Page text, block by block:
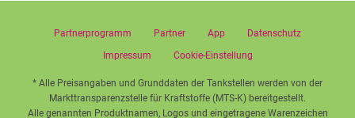
Partnerprogramm Partner App
Datenschutz
Impressum
Cookie-Einstellung
* Alle Preisangaben und Grunddaten der Tankstellen werden von der
Markttransparenzstelle für Kraftstoffe (MTS-K) bereitgestellt.
Alle genannten Produktnamen, Logos und eingetragene Warenzeichen